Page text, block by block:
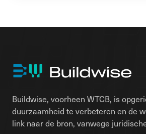
Buildwise, voorheen WTCB, is
duurzaamheid te verbeteren en de
link naar de bron, vanwege